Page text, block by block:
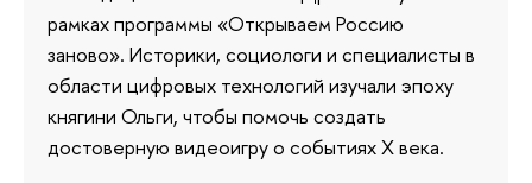
рамках программы «Открываем Россию
заново». Историки, социологи и специалисты в
области цифровых технологий изучали эпоху
княгини Ольги, чтобы помочь создать
достоверную видеоигру о событиях X века.